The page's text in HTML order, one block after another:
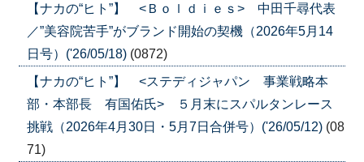
【ナカの“ヒト”】 <Ｂｏｌｄｉｅｓ> 中田千尋代表
／”美容院苦手”がブランド開始の契機（2026年5月14
日号）('26/05/18) (0872)
【ナカの“ヒト”】 <ステディジャパン 事業戦略本
部・本部長 有国佑氏> ５月末にスパルタンレース
挑戦（2026年4月30日・5月7日合併号）('26/05/12) (08
71)